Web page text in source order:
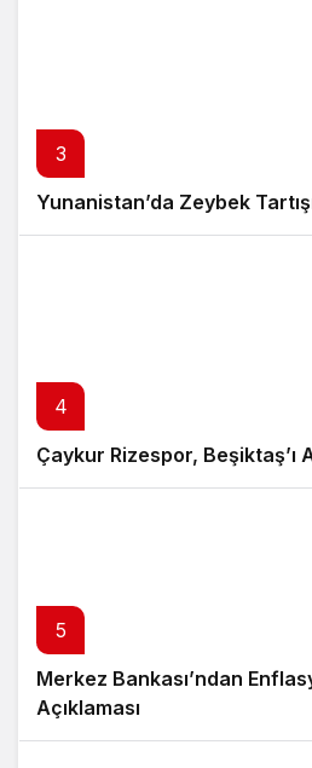
3
Yunanistan’da Zeybek
4
Çaykur Rizespor, Beşiktaş’ı
5
Merkez Bankası’ndan
Açıklaması